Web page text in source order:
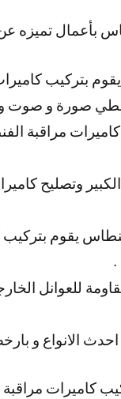
بأعمال تميزه
بتركيب
مراقبة
وتصليح
يقوم
.
للعوانل
الانواع و
كاميرات